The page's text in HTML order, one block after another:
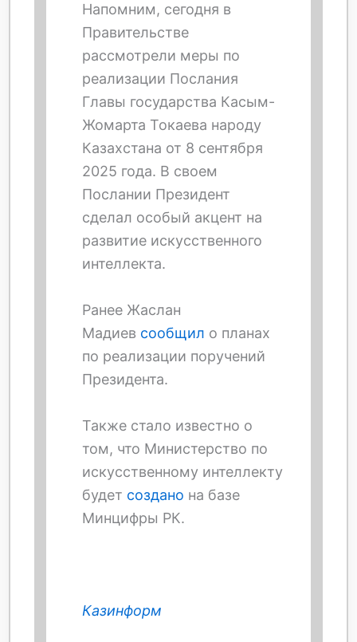
Напомним, сегодня в
Правительстве
рассмотрели меры по
реализации Послания
Главы государства Касым-
Жомарта Токаева народу
Казахстана от 8 сентября
2025 года. В своем
Послании Президент
сделал особый акцент на
развитие искусственного
интеллекта.
Ранее Жаслан
Мадиев сообщил о планах
по реализации поручений
Президента.
Также стало известно о
том, что Министерство по
искусственному интеллекту
будет создано на базе
Минцифры РК.
Казинформ